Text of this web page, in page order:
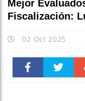
Mejor
Fiscalización:
02 Oct 2025